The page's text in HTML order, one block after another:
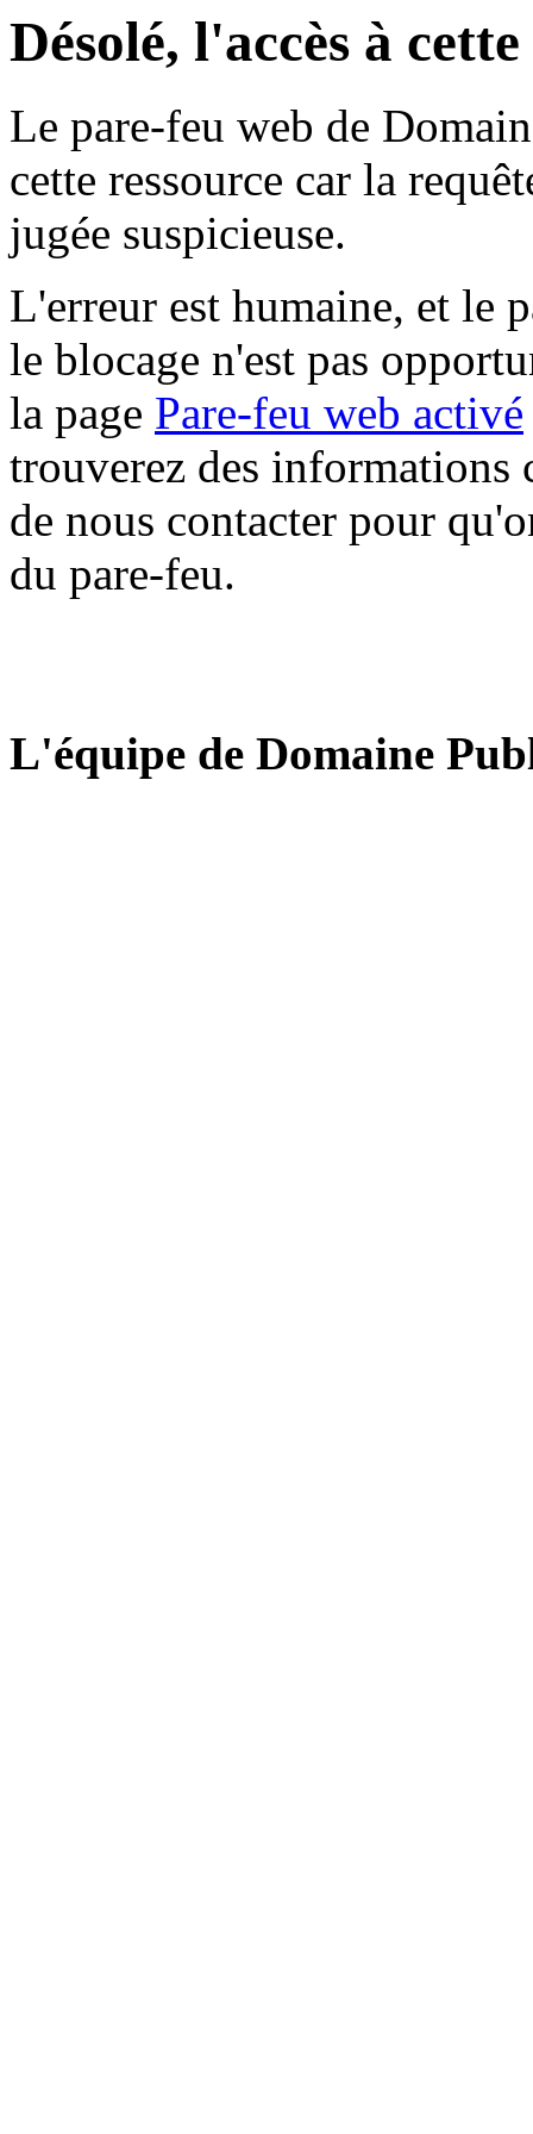
Désolé, l'accès à
Le pare-feu web de
cette ressource car la
jugée suspicieuse.
L'erreur est humaine, et le
le blocage n'est pas
la page Pare-feu web activé
trouverez des informations
de nous contacter pour
du pare-feu.
L'équipe de Domaine